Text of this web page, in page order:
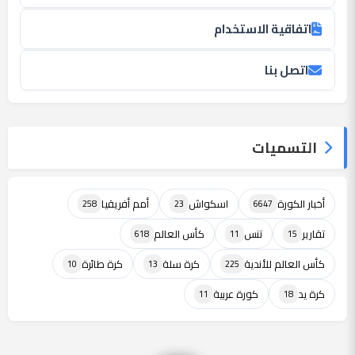
اتفاقية الاستخدام
اتصل بنا
التسميات
أخبار الكورة 6647 اسكواش 23 أمم أفريقيا 258
تقارير 15 تنس 11 كأس العالم 618
كأس العالم للأندية 225 كرة سلة 13 كرة طائرة 10
كرة يد 18 كورة عربية 11